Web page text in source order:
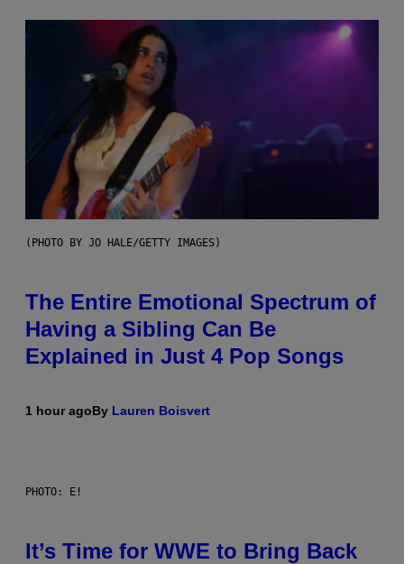
(PHOTO BY JO HALE/GETTY IMAGES)
The Entire Emotional Spectrum of
Having a Sibling Can Be
Explained in Just 4 Pop Songs
1 hour agoBy Lauren Boisvert
PHOTO: E!
It’s Time for WWE to Bring Back